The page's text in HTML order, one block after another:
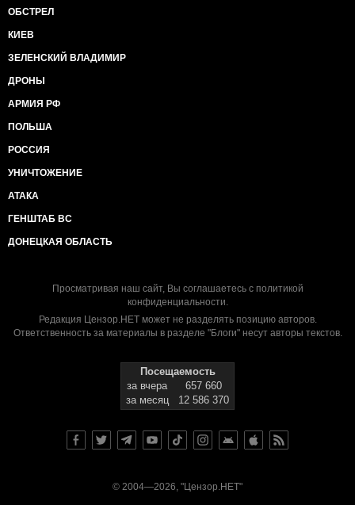
ОБСТРЕЛ
КИЕВ
ЗЕЛЕНСКИЙ ВЛАДИМИР
ДРОНЫ
АРМИЯ РФ
ПОЛЬША
РОССИЯ
УНИЧТОЖЕНИЕ
АТАКА
ГЕНШТАБ ВС
ДОНЕЦКАЯ ОБЛАСТЬ
Просматривая наш сайт, Вы соглашаетесь с политикой
конфиденциальности.
Редакция Цензор.НЕТ может не разделять позицию авторов.
Ответственность за материалы в разделе "Блоги" несут авторы текстов.
Посещаемость
за вчера
657 660
за месяц
12 586 370
© 2004—2026, "Цензор.НЕТ"